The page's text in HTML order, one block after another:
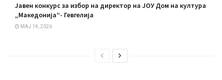
Јавен конкурс за избор на директор на ЈОУ Дом на култура
„Македонија“- Гевгелија
МАЈ 14, 2026